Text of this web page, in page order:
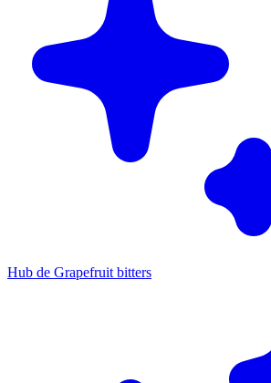
Hub de Grapefruit bitters